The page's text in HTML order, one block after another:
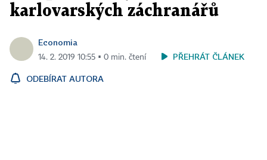
karlovarských záchranářů
Economia
14. 2. 2019 10:55 ▪ 0 min. čtení PŘEHRÁT ČLÁNEK
ODEBÍRAT AUTORA